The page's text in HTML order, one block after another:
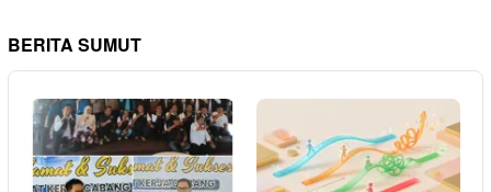
BERITA SUMUT